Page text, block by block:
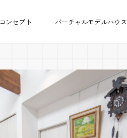
コンセプト バーチャルモデルハウス